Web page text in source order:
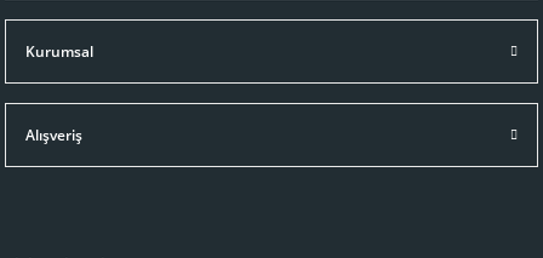
Kurumsal
Alışveriş